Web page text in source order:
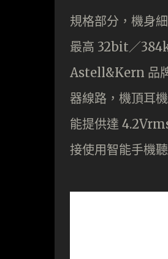
規格部分，機身
最高 32bit／
Astell&Kern 品
器線路，機頂耳
能提供達
接使用智能手機